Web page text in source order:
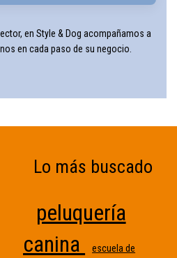
en Style & Dog acompañamos a
en cada paso de su negocio.
Lo más buscado
peluquería
canina
escuela de